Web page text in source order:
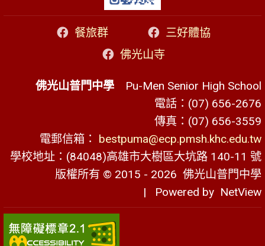
餐旅群
三好體協
佛光山寺
佛光山普門中學 Pu-Men Senior High School
電話：(07) 656-2676
傳真：(07) 656-3559
電郵信箱： bestpuma@ecp.pmsh.khc.edu.tw
學校地址：(84048)高雄市大樹區大坑路 140-11 號
版權所有 © 2015 - 2026 佛光山普門中學
| Powered by NetView